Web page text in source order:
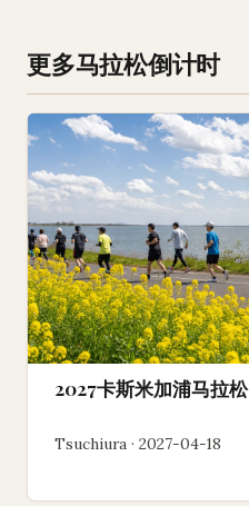
更多马拉松倒计时
2027卡斯米加浦马拉松
Tsuchiura · 2027-04-18